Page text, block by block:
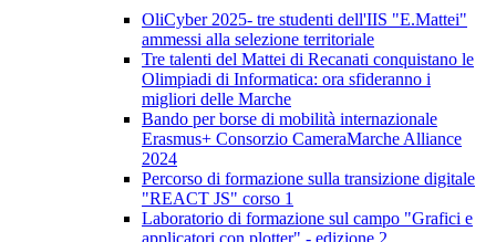
OliCyber 2025- tre studenti dell'IIS "E.Mattei"
ammessi alla selezione territoriale
Tre talenti del Mattei di Recanati conquistano le
Olimpiadi di Informatica: ora sfideranno i
migliori delle Marche
Bando per borse di mobilità internazionale
Erasmus+ Consorzio CameraMarche Alliance
2024
Percorso di formazione sulla transizione digitale
"REACT JS" corso 1
Laboratorio di formazione sul campo "Grafici e